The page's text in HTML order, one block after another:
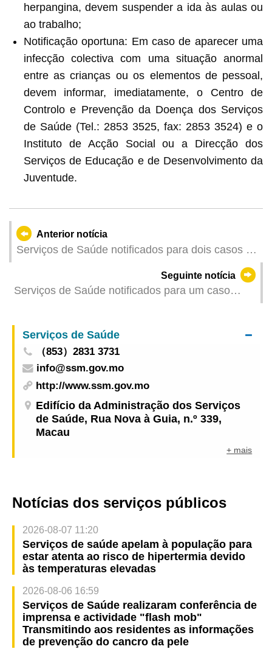
herpangina, devem suspender a ida às aulas ou
ao trabalho;
Notificação oportuna: Em caso de aparecer uma
infecção colectiva com uma situação anormal
entre as crianças ou os elementos de pessoal,
devem informar, imediatamente, o Centro de
Controlo e Prevenção da Doença dos Serviços
de Saúde (Tel.: 2853 3525, fax: 2853 3524) e o
Instituto de Acção Social ou a Direcção dos
Serviços de Educação e de Desenvolvimento da
Juventude.
Anterior notícia
Serviços de Saúde notificados para dois casos de
Seguinte notícia
Serviços de Saúde notificados para um caso
Serviços de Saúde
（853）2831 3731
info@ssm.gov.mo
http://www.ssm.gov.mo
Edifício da Administração dos Serviços
de Saúde, Rua Nova à Guia, n.º 339,
Macau
+ mais
Notícias dos serviços públicos
2026-08-07 11:20
Serviços de saúde apelam à população para
estar atenta ao risco de hipertermia devido
às temperaturas elevadas
2026-08-06 16:59
Serviços de Saúde realizaram conferência de
imprensa e actividade "flash mob"
Transmitindo aos residentes as informações
de prevenção do cancro da pele